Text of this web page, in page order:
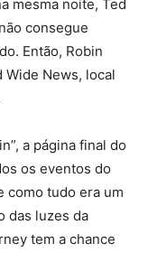
mesma noite, Ted
consegue
Então, Robin
Wide News, local
a página final do
os eventos do
como tudo era um
das luzes da
tem a chance